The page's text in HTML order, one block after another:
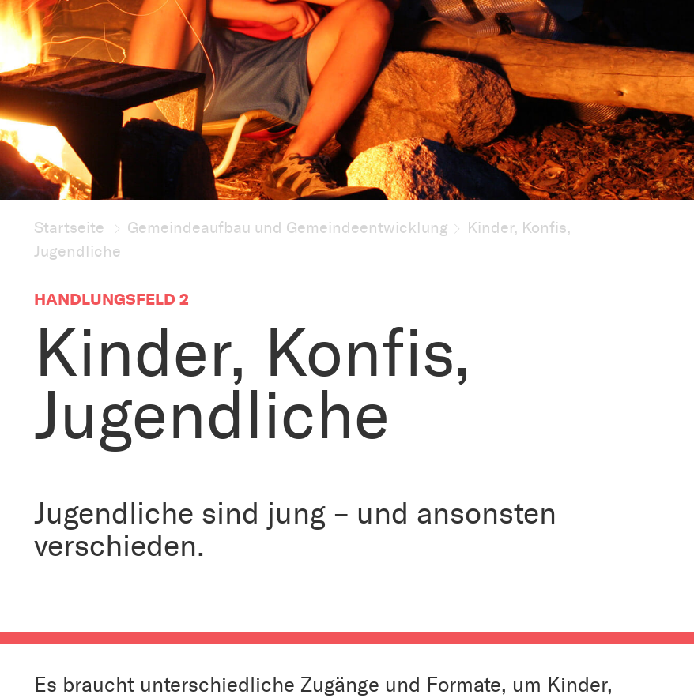
Startseite Gemeindeaufbau und Gemeindeentwicklung
Kinder, Konfis,
Jugendliche
HANDLUNGSFELD 2
Kinder, Konfis,
Jugendliche
Jugendliche sind jung – und ansonsten
verschieden.
Es braucht unterschiedliche Zugänge und Formate, um Kinder,